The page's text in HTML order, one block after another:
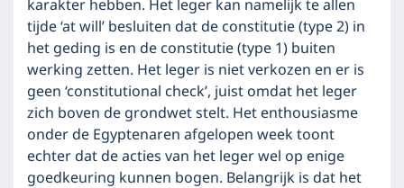
karakter hebben. Het leger kan namelijk te allen
tijde ‘at will’ besluiten dat de constitutie (type 2) in
het geding is en de constitutie (type 1) buiten
werking zetten. Het leger is niet verkozen en er is
geen ‘constitutional check’, juist omdat het leger
zich boven de grondwet stelt. Het enthousiasme
onder de Egyptenaren afgelopen week toont
echter dat de acties van het leger wel op enige
goedkeuring kunnen bogen. Belangrijk is dat het